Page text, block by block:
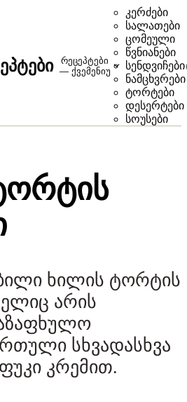
რეცეპტები
— ქვემენიუ
კერძები
სალათები
ცომეული
წვნიანები
სენდვიჩები
ნამცხვრები
ტორტები
დესერტები
სოუსები
ხილის ტორტის
არის
სხვადასხვა
კრემით.